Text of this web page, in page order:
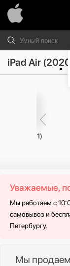
iPad Air (2020)
iPad Air (M1)
Уважаемые,
Мы работаем с
самовывоз и
Петербургу.
Мы